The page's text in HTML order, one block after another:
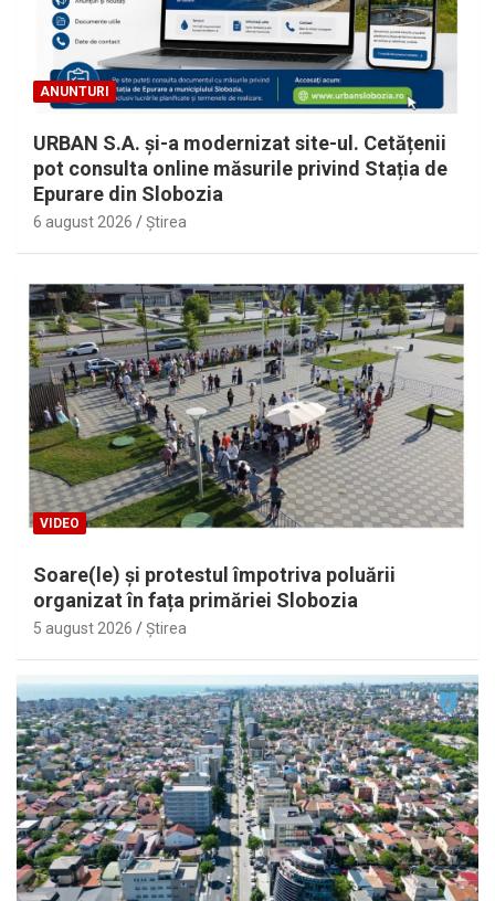
ANUNTURI
URBAN S.A. și-a modernizat site-ul. Cetățenii
pot consulta online măsurile privind Stația de
Epurare din Slobozia
6 august 2026 Ştirea
VIDEO
Soare(le) și protestul împotriva poluării
organizat în fața primăriei Slobozia
5 august 2026 Ştirea